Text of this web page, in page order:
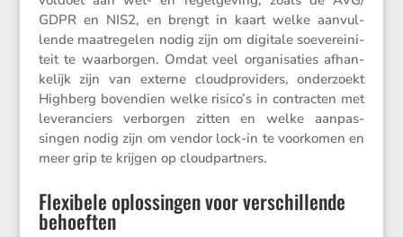
GDPR en NIS2, en brengt in kaart welke aanvul­
lende maatre­gelen nodig zijn om digitale soeve­rei­ni­
teit te waarborgen. Omdat veel organi­sa­ties afhan­
ke­lijk zijn van externe cloud­pro­vi­ders, onder­zoekt
Highberg boven­dien welke risico’s in contracten met
leveran­ciers verborgen zitten en welke aanpas­
singen nodig zijn om vendor lock-in te voorkomen en
meer grip te krijgen op cloudpartners.
Flexibele oplossingen voor verschillende
behoeften